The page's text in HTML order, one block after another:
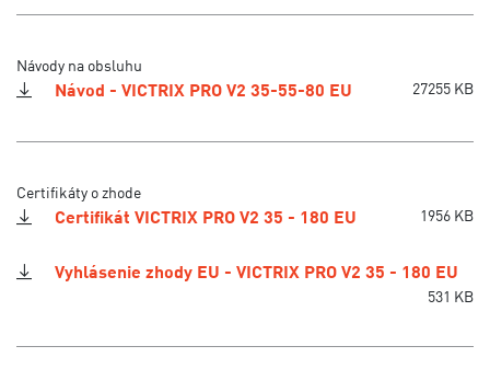
Návody na obsluhu
Návod - VICTRIX PRO V2 35-55-80 EU 27255 KB
Certifikáty o zhode
Certifikát VICTRIX PRO V2 35 - 180 EU 1956 KB
Vyhlásenie zhody EU - VICTRIX PRO V2 35 - 180 EU
531 KB